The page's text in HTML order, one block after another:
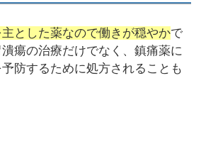
とした薬なので働きが穏やかで
瘍の治療だけでなく、鎮痛薬に
防するために処方されることも